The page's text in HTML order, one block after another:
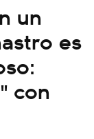
un
es
con